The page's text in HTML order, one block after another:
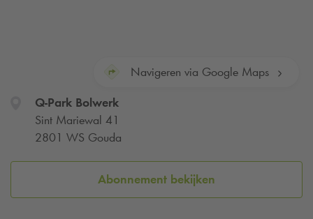
Navigeren via Google Maps
Q-ParkBolwerk
Sint Mariewal 41
2801 WS Gouda
Abonnement bekijken